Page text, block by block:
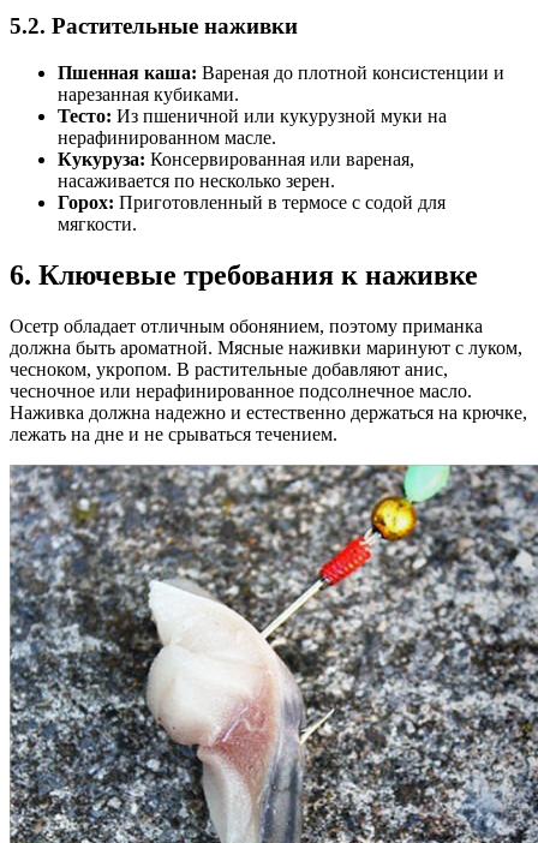
5.2. Растительные наживки
Пшенная каша: Вареная до плотной консистенции и
нарезанная кубиками.
Тесто: Из пшеничной или кукурузной муки на
нерафинированном масле.
Кукуруза: Консервированная или вареная,
насаживается по несколько зерен.
Горох: Приготовленный в термосе с содой для
мягкости.
6. Ключевые требования к наживке
Осетр обладает отличным обонянием, поэтому приманка
должна быть ароматной. Мясные наживки маринуют с луком,
чесноком, укропом. В растительные добавляют анис,
чесночное или нерафинированное подсолнечное масло.
Наживка должна надежно и естественно держаться на крючке,
лежать на дне и не срываться течением.